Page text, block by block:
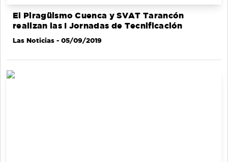
El Piragüismo Cuenca y SVAT Tarancón
realizan las I Jornadas de Tecnificación
Las Noticias - 05/09/2019